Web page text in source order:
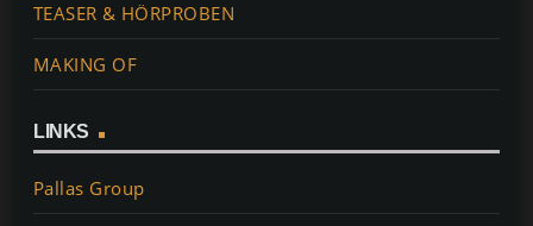
TEASER & HÖRPROBEN
MAKING OF
LINKS
Pallas Group